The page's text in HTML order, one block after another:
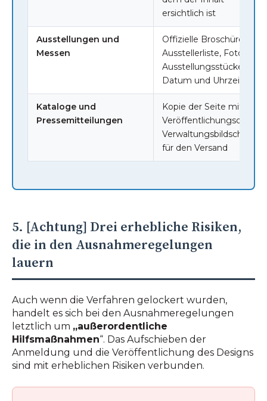
ersichtlich ist
Ausstellungen und
Messen
Offizielle Broschüre,
Ausstellerliste, Fotos der
Ausstellungsstücke (mit
Datum und Uhrzeit)
Kataloge und
Pressemitteilungen
Kopie der Seite mit dem
Veröffentlichungsdatum,
Verwaltungsbildschirm
für den Versand
5. [Achtung] Drei erhebliche Risiken,
die in den Ausnahmeregelungen
lauern
Auch wenn die Verfahren gelockert wurden,
handelt es sich bei den Ausnahmeregelungen
letztlich um „außerordentliche
Hilfsmaßnahmen“. Das Aufschieben der
Anmeldung und die Veröffentlichung des Designs
sind mit erheblichen Risiken verbunden.